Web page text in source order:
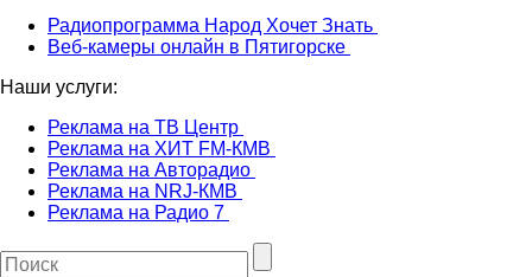
Радиопрограмма Народ Хочет Знать
Веб-камеры онлайн в Пятигорске
Наши услуги:
Реклама на ТВ Центр
Реклама на ХИТ FM-КМВ
Реклама на Авторадио
Реклама на NRJ-КМВ
Реклама на Радио 7